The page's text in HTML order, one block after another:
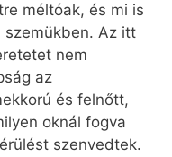
méltóak, és mi is
szemükben. Az itt
nem
az
és felnőtt,
oknál fogva
szenvedtek.